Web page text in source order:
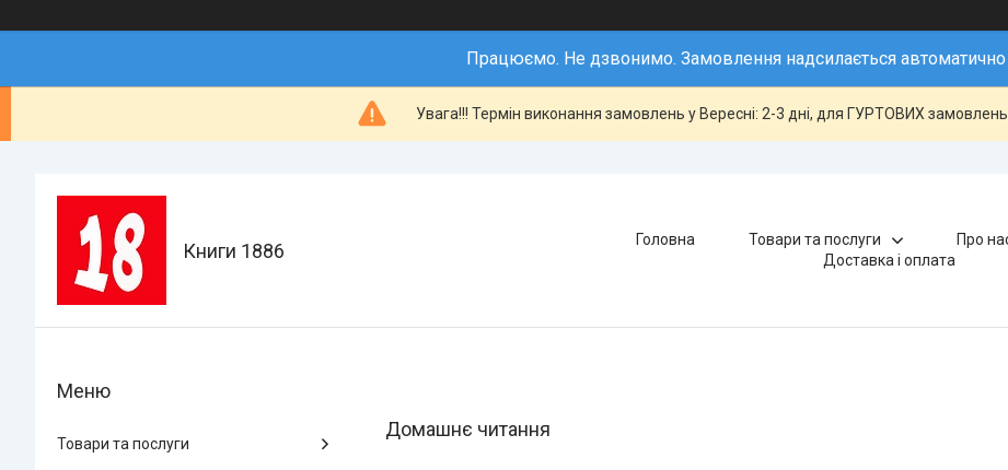
Працюємо. Не дзвонимо. Замовлення надсилається автоматично
Увага!!! Термін виконання замовлень у Вересні: 2-3 дні, для ГУРТОВИХ замовлень
Книги 1886 Головна Товари та послуги Про
Доставка і оплата
Домашнє читання
Товари та послуги